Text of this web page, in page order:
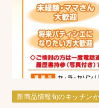
新商品情報旬のキッチン